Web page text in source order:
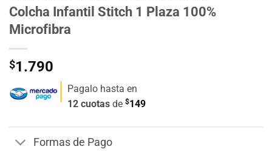
Colcha Infantil Stitch 1 Plaza 100%
Microfibra
$1.790
Pagalo hasta en
12 cuotas de $149
Formas de Pago